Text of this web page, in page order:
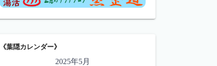
《葉隠カレンダー》
2025年5月